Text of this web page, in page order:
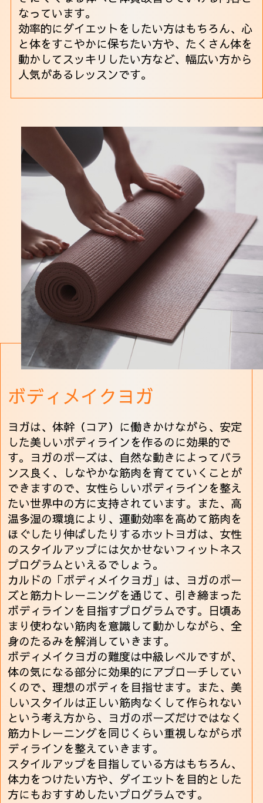
なっています。
効率的にダイエットをしたい方はもちろん、心
と体をすこやかに保ちたい方や、たくさん体を
動かしてスッキリしたい方など、幅広い方から
人気があるレッスンです。
ボディメイクヨガ
ヨガは、体幹（コア）に働きかけながら、安定
した美しいボディラインを作るのに効果的で
す。ヨガのポーズは、自然な動きによってバラ
ンス良く、しなやかな筋肉を育てていくことが
できますので、女性らしいボディラインを整え
たい世界中の方に支持されています。また、高
温多湿の環境により、運動効率を高めて筋肉を
ほぐしたり伸ばしたりするホットヨガは、女性
のスタイルアップには欠かせないフィットネス
プログラムといえるでしょう。
カルドの「ボディメイクヨガ」は、ヨガのポー
ズと筋力トレーニングを通じて、引き締まった
ボディラインを目指すプログラムです。日頃あ
まり使わない筋肉を意識して動かしながら、全
身のたるみを解消していきます。
ボディメイクヨガの難度は中級レベルですが、
体の気になる部分に効果的にアプローチしてい
くので、理想のボディを目指せます。また、美
しいスタイルは正しい筋肉なくして作られない
という考え方から、ヨガのポーズだけではなく
筋力トレーニングを同じくらい重視しながらボ
ディラインを整えていきます。
スタイルアップを目指している方はもちろん、
体力をつけたい方や、ダイエットを目的とした
方にもおすすめしたいプログラムです。